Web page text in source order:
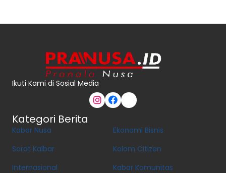
Ikuti Kami di Sosial Media
Kategori Berita
Kabar Nusa
Sorot Kalbar
Internasional
Ekonomi Bisnis
Kolom Citizen
Kabar Komunitas